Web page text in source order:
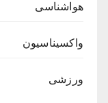
هواشناسی
واکسیناسیون
ورزشی